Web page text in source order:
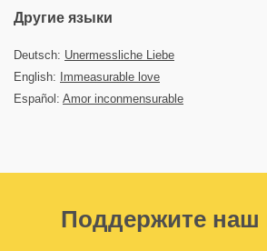
Другие языки
Deutsch: Unermessliche Liebe
English:
Immeasurable love
Español: Amor inconmensurable
Поддержите наш